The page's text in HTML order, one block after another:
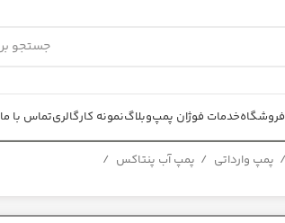
فروشگاهخدمات فوژان پمپوبلاگنمونه کارگالریتماس با ما
پمپ وارداتی
پمپ آب پنتاکس